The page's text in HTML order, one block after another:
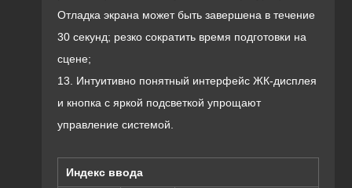
Отладка экрана может быть завершена в течение
30 секунд; резко сократить время подготовки на
сцене;
13. Интуитивно понятный интерфейс ЖК-дисплея
и кнопка с яркой подсветкой упрощают
управление системой.
Индекс ввода